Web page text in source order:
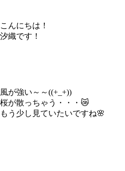
こんにちは！
汐織です！
風が強い～～((+_+))
桜が散っちゃう・・・😿
もう少し見ていたいですね🌸